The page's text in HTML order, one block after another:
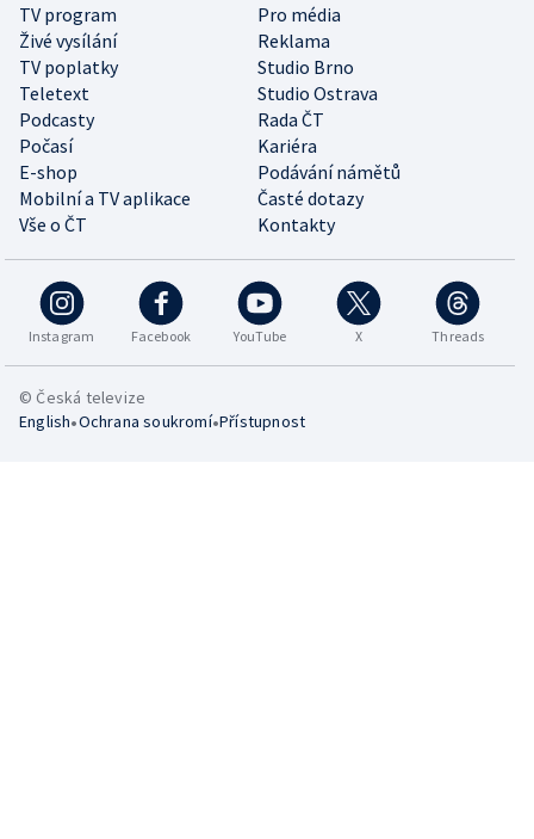
TV program
Pro média
Živé vysílání
Reklama
TV poplatky
Studio Brno
Teletext
Studio Ostrava
Podcasty
Rada ČT
Počasí
Kariéra
E-shop
Podávání námětů
Mobilní a TV aplikace
Časté dotazy
Vše o ČT
Kontakty
Instagram Facebook YouTube X Threads
© Česká televize
English•Ochrana soukromí•Přístupnost